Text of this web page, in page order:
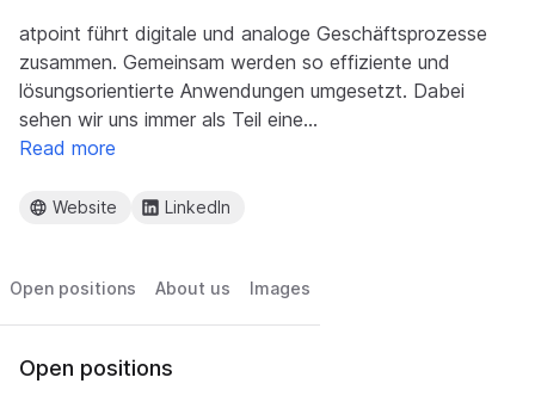
atpoint führt digitale und analoge Geschäftsprozesse
zusammen. Gemeinsam werden so effiziente und
lösungsorientierte Anwendungen umgesetzt. Dabei
sehen wir uns immer als Teil eine…
Read more
Website LinkedIn
Open positions About us Images
Open positions